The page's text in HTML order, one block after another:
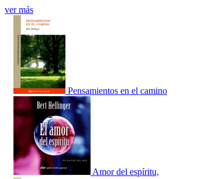
ver más
Pensamientos en el camino
Amor del espíritu,